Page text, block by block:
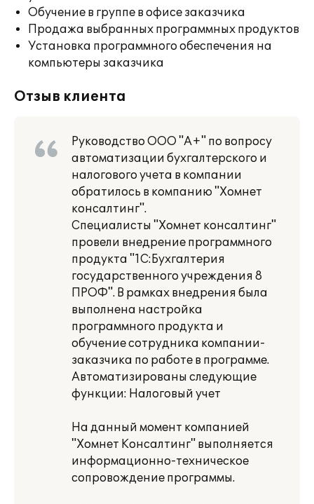
Обучение в группе в офисе заказчика
Продажа выбранных программных продуктов
Установка программного обеспечения на
компьютеры заказчика
Отзыв клиента
Руководство ООО "А+" по вопросу
автоматизации бухгалтерского и
налогового учета в компании
обратилось в компанию "Хомнет
консалтинг".
Специалисты "Хомнет консалтинг"
провели внедрение программного
продукта "1С:Бухгалтерия
государственного учреждения 8
ПРОФ". В рамках внедрения была
выполнена настройка
программного продукта и
обучение сотрудника компании-
заказчика по работе в программе.
Автоматизированы следующие
функции: Налоговый учет
На данный момент компанией
"Хомнет Консалтинг" выполняется
информационно-техническое
сопровождение программы.